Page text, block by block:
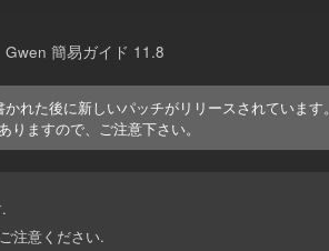
Gwen 簡易ガイド 11.8
れた後に新しいパッチがリリースされています。
ますので、ご注意下さい。
注意ください.